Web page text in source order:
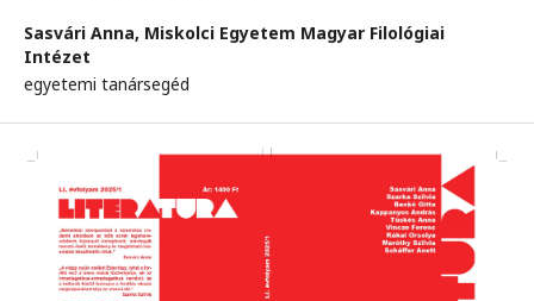
Sasvári Anna, Miskolci Egyetem Magyar Filológiai
Intézet
egyetemi tanársegéd